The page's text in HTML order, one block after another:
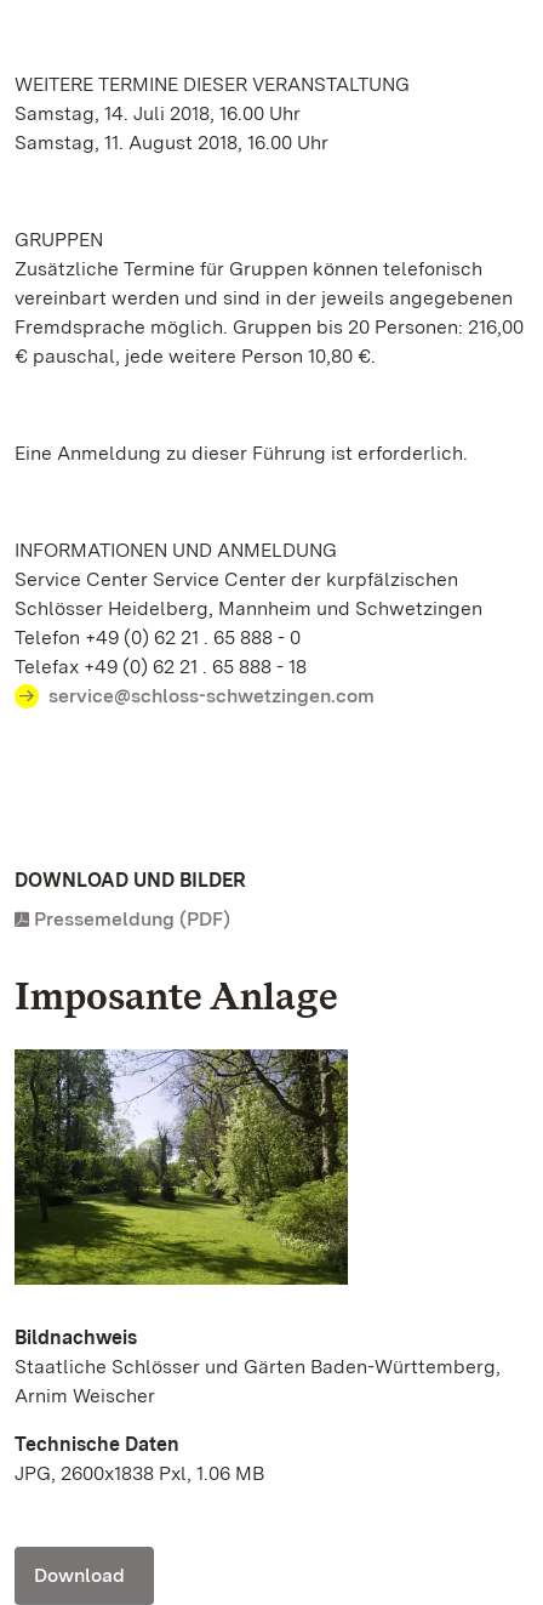
WEITERE TERMINE DIESER VERANSTALTUNG
Samstag, 14. Juli 2018, 16.00 Uhr
Samstag, 11. August 2018, 16.00 Uhr
GRUPPEN
Zusätzliche Termine für Gruppen können telefonisch
vereinbart werden und sind in der jeweils angegebenen
Fremdsprache möglich. Gruppen bis 20 Personen: 216,00
€ pauschal, jede weitere Person 10,80 €.
Eine Anmeldung zu dieser Führung ist erforderlich.
INFORMATIONEN UND ANMELDUNG
Service Center Service Center der kurpfälzischen
Schlösser Heidelberg, Mannheim und Schwetzingen
Telefon +49 (0) 62 21 . 65 888 - 0
Telefax +49 (0) 62 21 . 65 888 - 18
service@schloss-schwetzingen.com
DOWNLOAD UND BILDER
Pressemeldung (PDF)
Imposante Anlage
Bildnachweis
Staatliche Schlösser und Gärten Baden-Württemberg,
Arnim Weischer
Technische Daten
JPG, 2600x1838 Pxl, 1.06 MB
Download